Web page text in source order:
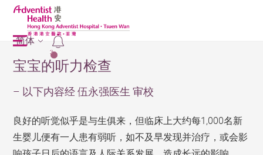
2
简体
宝宝的听力检查
– 以下内容经 伍永强医生 审校
良好的听觉似乎是与生俱来，但临床上大约每1,000名新
生婴儿便有一人患有弱听，如不及早发现并治疗，或会影